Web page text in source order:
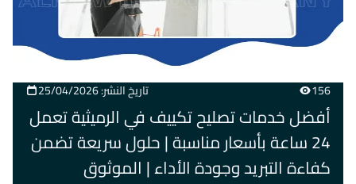
156 تاريخ النشر: 25/04/2026
أفضل خدمات تصليح تكييف في الرميثية تعمل
24 ساعة بأسعار مناسبة | حلول سريعة تضمن
كفاءة التبريد وجودة الأداء | الموثوق